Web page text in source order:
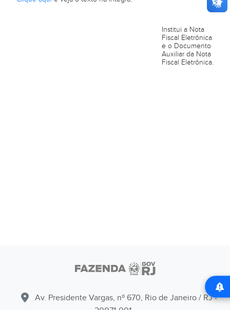
Institui a Nota
Fiscal Eletrônica
e o Documento
Auxiliar da Nota
Fiscal Eletrônica.
Av. Presidente Vargas, nº 670, Rio de Janeiro / RJ -